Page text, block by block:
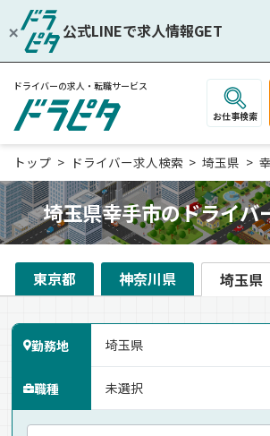
公式LINEで求人情報GET
ドライバーの求人・転職サービス
お仕事検索
トップ ドライバー求人検索 埼玉県
埼玉県幸手市のドライバ
東京都 神奈川県 埼玉県
勤務地
職種